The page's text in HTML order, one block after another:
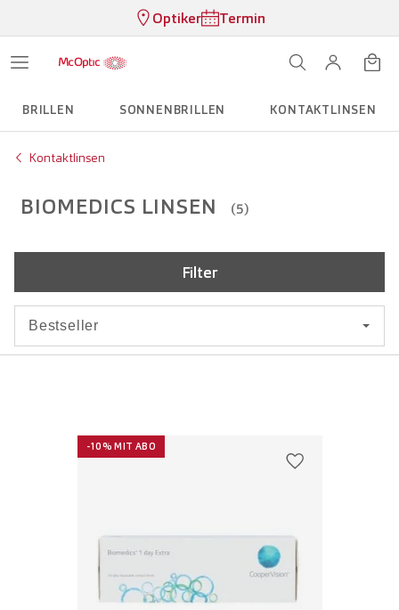
Optiker Termin
BRILLEN SONNENBRILLEN KONTAKTLINSEN
Kontaktlinsen
BIOMEDICS LINSEN (5)
Filter
-10% MIT ABO